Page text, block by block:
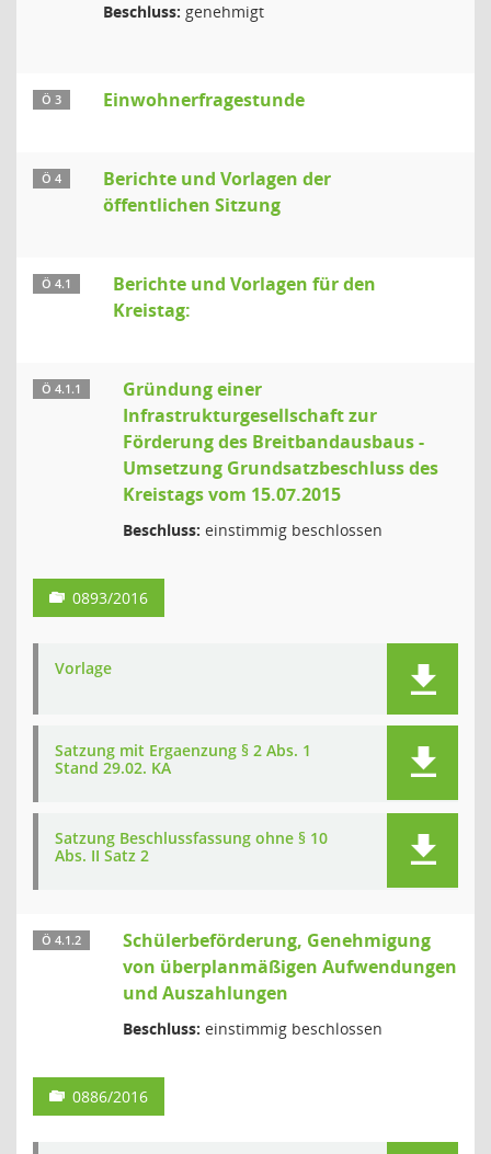
Beschluss: genehmigt
Ö 3 Einwohnerfragestunde
Ö 4
Berichte und Vorlagen der
öffentlichen Sitzung
Ö 4.1
Berichte und Vorlagen für den
Kreistag:
Ö 4.1.1
Gründung einer
Infrastrukturgesellschaft zur
Förderung des Breitbandausbaus -
Umsetzung Grundsatzbeschluss des
Kreistags vom 15.07.2015
Beschluss: einstimmig beschlossen
0893/2016
Vorlage
Satzung mit Ergaenzung § 2 Abs. 1
Stand 29.02. KA
Satzung Beschlussfassung ohne § 10
Abs. II Satz 2
Ö 4.1.2
Schülerbeförderung, Genehmigung
von überplanmäßigen Aufwendungen
und Auszahlungen
Beschluss: einstimmig beschlossen
0886/2016